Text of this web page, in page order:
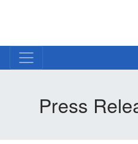
Press